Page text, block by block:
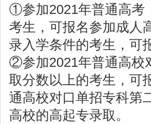
①参加2021年普通高考
考生，可报名参加成人
录入学条件的考生，可
②参加2021年普通高校
取分数以上的考生，可
通高校对口单招专科第
高校的高起专录取。